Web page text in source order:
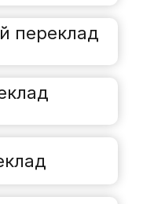
переклад